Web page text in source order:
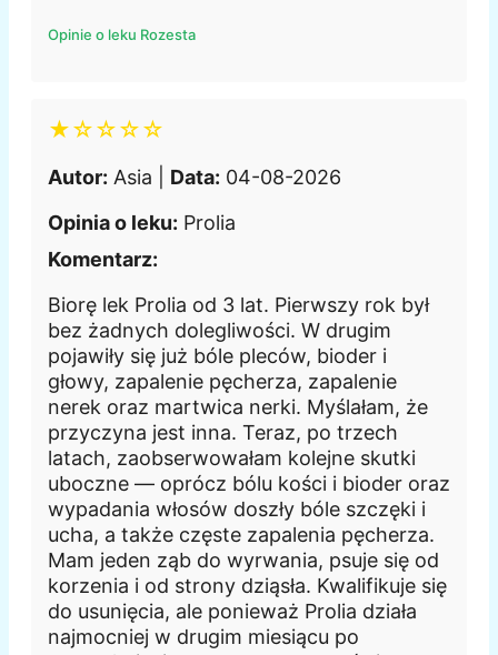
Opinie o leku Rozesta
★☆☆☆☆
Autor: Asia | Data: 04-08-2026
Opinia o leku: Prolia
Komentarz:
Biorę lek Prolia od 3 lat. Pierwszy rok był
bez żadnych dolegliwości. W drugim
pojawiły się już bóle pleców, bioder i
głowy, zapalenie pęcherza, zapalenie
nerek oraz martwica nerki. Myślałam, że
przyczyna jest inna. Teraz, po trzech
latach, zaobserwowałam kolejne skutki
uboczne — oprócz bólu kości i bioder oraz
wypadania włosów doszły bóle szczęki i
ucha, a także częste zapalenia pęcherza.
Mam jeden ząb do wyrwania, psuje się od
korzenia i od strony dziąsła. Kwalifikuje się
do usunięcia, ale ponieważ Prolia działa
najmocniej w drugim miesiącu po